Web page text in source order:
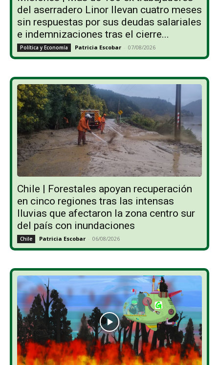
del aserradero Linor llevan cuatro meses
sin respuestas por sus deudas salariales
e indemnizaciones tras el cierre...
Política y Economía Patricia Escobar - 07/08/2026
Chile | Forestales apoyan recuperación
en cinco regiones tras las intensas
lluvias que afectaron la zona centro sur
del país con inundaciones
Chile Patricia Escobar - 06/08/2026